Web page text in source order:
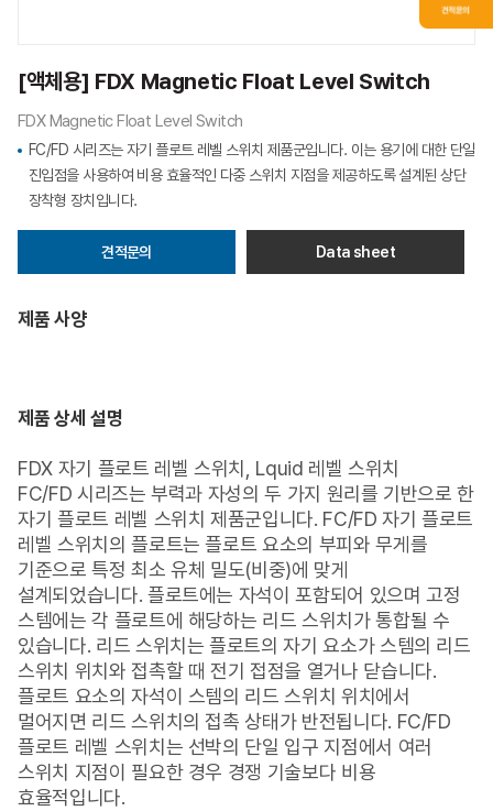
[액체용] FDX Magnetic Float Level Switch
FDX Magnetic Float Level Switch
FC/FD 시리즈는 자기 플로트 레벨 스위치 제품군입니다. 이는 용기에 대한 단일
진입점을 사용하여 비용 효율적인 다중 스위치 지점을 제공하도록 설계된 상단
장착형 장치입니다.
견적문의 Data sheet
제품 사양
제품 상세 설명
FDX 자기 플로트 레벨 스위치, Lquid 레벨 스위치
FC/FD 시리즈는 부력과 자성의 두 가지 원리를 기반으로 한
자기 플로트 레벨 스위치 제품군입니다. FC/FD 자기 플로트
레벨 스위치의 플로트는 플로트 요소의 부피와 무게를
기준으로 특정 최소 유체 밀도(비중)에 맞게
설계되었습니다. 플로트에는 자석이 포함되어 있으며 고정
스템에는 각 플로트에 해당하는 리드 스위치가 통합될 수
있습니다. 리드 스위치는 플로트의 자기 요소가 스템의 리드
스위치 위치와 접촉할 때 전기 접점을 열거나 닫습니다.
플로트 요소의 자석이 스템의 리드 스위치 위치에서
멀어지면 리드 스위치의 접촉 상태가 반전됩니다. FC/FD
플로트 레벨 스위치는 선박의 단일 입구 지점에서 여러
스위치 지점이 필요한 경우 경쟁 기술보다 비용
효율적입니다.